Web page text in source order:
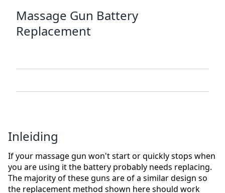
Massage Gun Battery
Replacement
Inleiding
If your massage gun won't start or quickly stops when
you are using it the battery probably needs replacing.
The majority of these guns are of a similar design so
the replacement method shown here should work